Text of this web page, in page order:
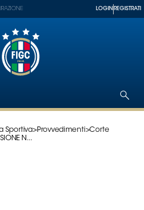
LOGIN REGISTRATI
Sportiva>Provvedimenti>Corte
N...